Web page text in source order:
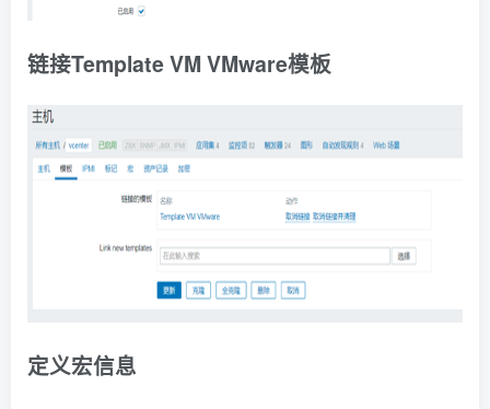
链接Template VM VMware模板
定义宏信息